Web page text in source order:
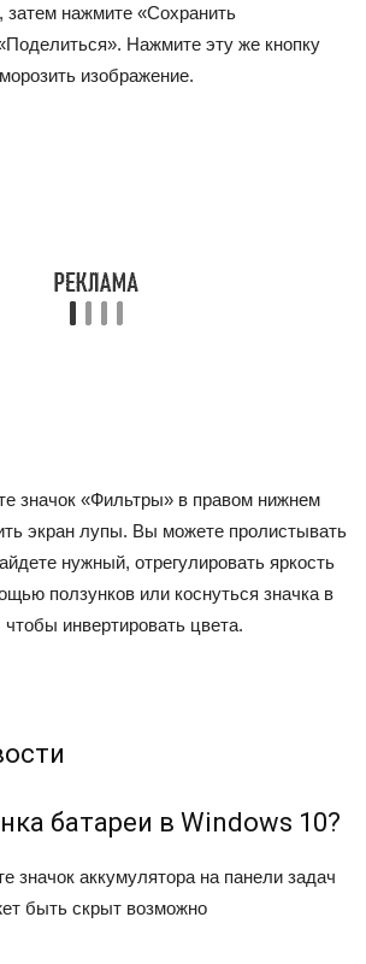
затем нажмите «Сохранить
Нажмите эту же кнопку
изображение.
значок «Фильтры» в правом нижнем
экран лупы. Вы можете пролистывать
нужный, отрегулировать яркость
ползунков или коснуться значка в
инвертировать цвета.
батареи в Windows 10?
значок аккумулятора на панели задач
быть скрыт возможно